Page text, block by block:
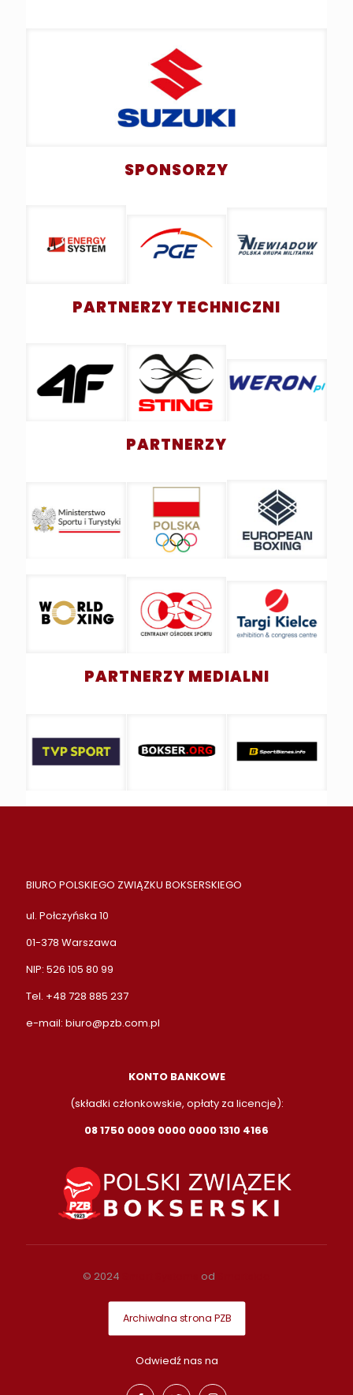
SPONSORZY
PARTNERZY TECHNICZNI
PARTNERZY
PARTNERZY MEDIALNI
BIURO POLSKIEGO ZWIĄZKU BOKSERSKIEGO
ul. Połczyńska 10
01-378 Warszawa
NIP: 526 105 80 99
Tel. +48 728 885 237
e-mail: biuro@pzb.com.pl
KONTO BANKOWE
(składki członkowskie, opłaty za licencje):
08 1750 0009 0000 0000 1310 4166
© 2024 od
Archiwalna strona PZB
Odwiedź nas na